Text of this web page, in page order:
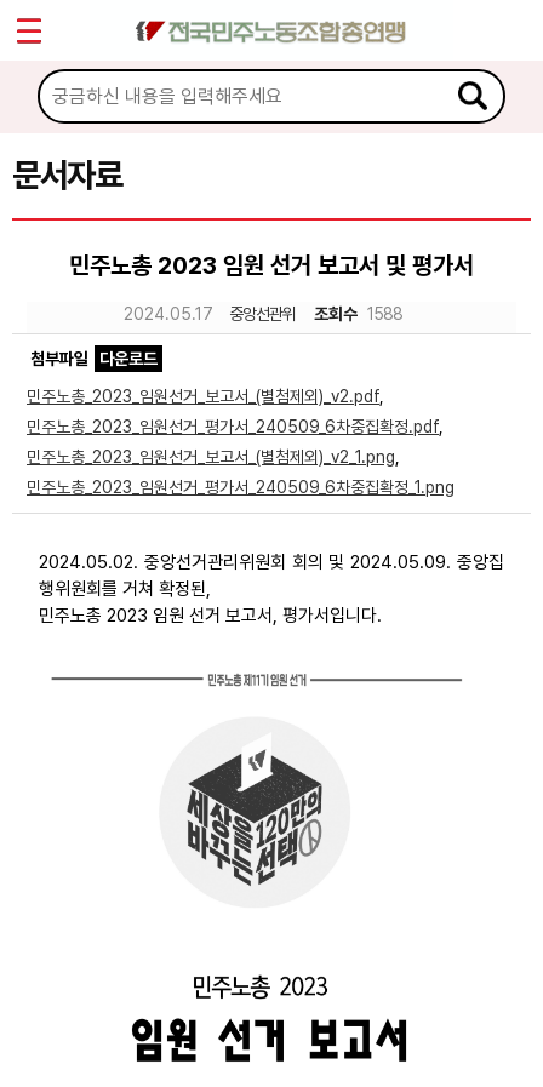
문서자료
민주노총 2023 임원 선거 보고서 및 평가서
2024.05.17 중앙선관위 조회수 1588
첨부파일
다운로드
민주노총_2023_임원선거_보고서_(별첨제외)_v2.pdf
민주노총_2023_임원선거_평가서_240509_6차중집확정.pdf
민주노총_2023_임원선거_보고서_(별첨제외)_v2_1.png
민주노총_2023_임원선거_평가서_240509_6차중집확정_1.png
2024.05.02. 중앙선거관리위원회 회의 및 2024.05.09. 중앙집
행위원회를 거쳐 확정된,
민주노총 2023 임원 선거 보고서, 평가서입니다.
마이페이지
소개
소식
문서자료
이미지자료
미디어자료
카드뉴스
부설기관
Sketchbook5, 스케치북5
Sketchbook5, 스케치북5